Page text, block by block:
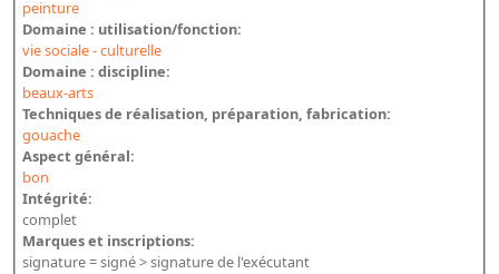
peinture
Domaine : utilisation/fonction:
vie sociale - culturelle
Domaine : discipline:
beaux-arts
Techniques de réalisation, préparation, fabrication:
gouache
Aspect général:
bon
Intégrité:
complet
Marques et inscriptions:
signature = signé > signature de l'exécutant